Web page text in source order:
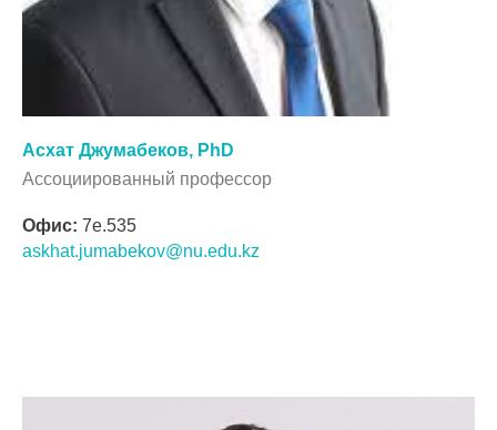
Асхат Джумабеков, PhD
Ассоциированный профессор
Офис: 7e.535
askhat.jumabekov@nu.edu.kz